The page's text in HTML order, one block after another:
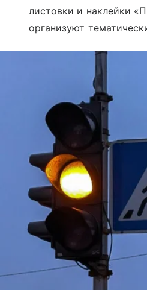
листовки и наклейки
организуют